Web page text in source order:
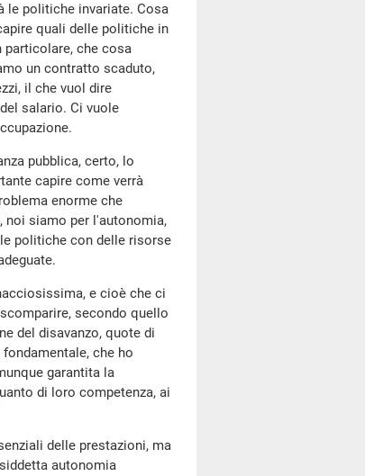
le politiche invariate. Cosa
quali delle politiche in
particolare, che cosa
un contratto scaduto,
il che vuol dire
salario. Ci vuole
pubblica, certo, lo
capire come verrà
enorme che
noi siamo per l'autonomia,
politiche con delle risorse
e cioè che ci
secondo quello
del disavanzo, quote di
che ho
garantita la
di loro competenza, ai
delle prestazioni, ma
autonomia